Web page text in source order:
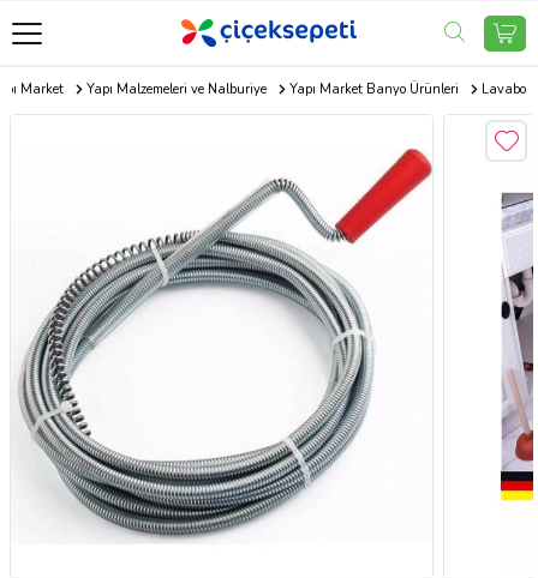
Market Yapı Malzemeleri ve Nalburiye Yapı Market Banyo Ürünleri Lavabo